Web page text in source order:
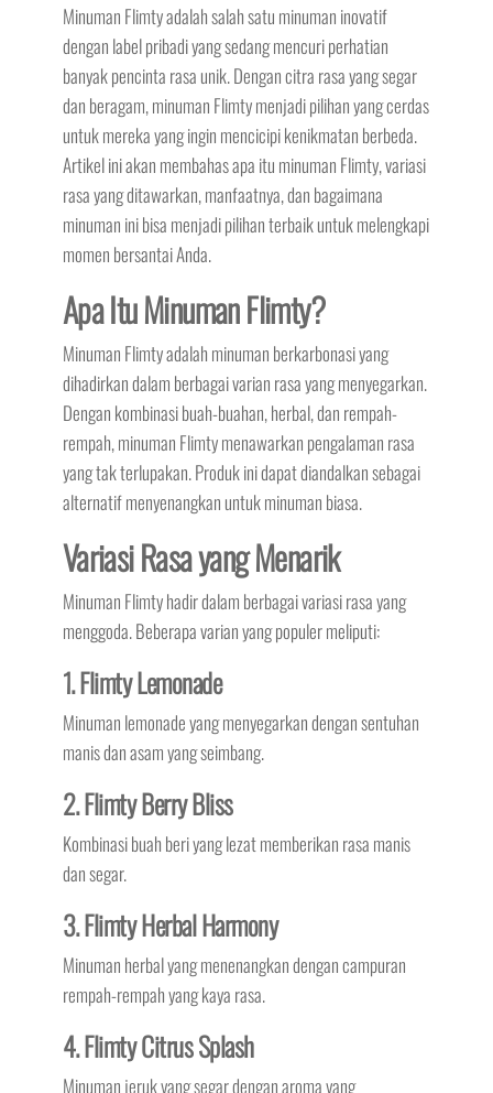
Minuman Flimty adalah salah satu minuman inovatif
dengan label pribadi yang sedang mencuri perhatian
banyak pencinta rasa unik. Dengan citra rasa yang segar
dan beragam, minuman Flimty menjadi pilihan yang cerdas
untuk mereka yang ingin mencicipi kenikmatan berbeda.
Artikel ini akan membahas apa itu minuman Flimty, variasi
rasa yang ditawarkan, manfaatnya, dan bagaimana
minuman ini bisa menjadi pilihan terbaik untuk melengkapi
momen bersantai Anda.
Apa Itu Minuman Flimty?
Minuman Flimty adalah minuman berkarbonasi yang
dihadirkan dalam berbagai varian rasa yang menyegarkan.
Dengan kombinasi buah-buahan, herbal, dan rempah-
rempah, minuman Flimty menawarkan pengalaman rasa
yang tak terlupakan. Produk ini dapat diandalkan sebagai
alternatif menyenangkan untuk minuman biasa.
Variasi Rasa yang Menarik
Minuman Flimty hadir dalam berbagai variasi rasa yang
menggoda. Beberapa varian yang populer meliputi:
1. Flimty Lemonade
Minuman lemonade yang menyegarkan dengan sentuhan
manis dan asam yang seimbang.
2. Flimty Berry Bliss
Kombinasi buah beri yang lezat memberikan rasa manis
dan segar.
3. Flimty Herbal Harmony
Minuman herbal yang menenangkan dengan campuran
rempah-rempah yang kaya rasa.
4. Flimty Citrus Splash
Minuman jeruk yang segar dengan aroma yang